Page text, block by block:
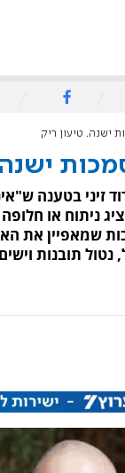
ישנה. טיעון ריק
זיני בטענה
ניתוח או
שמאפיין את
תובנות